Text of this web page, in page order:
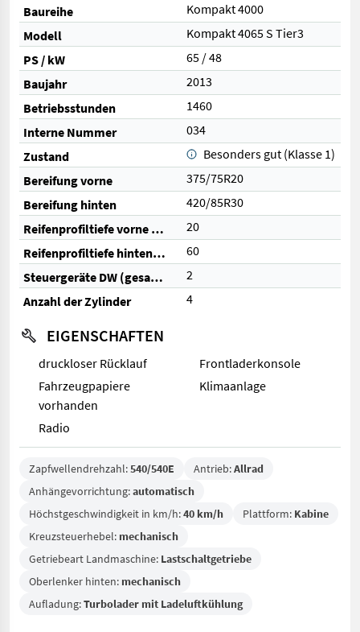
Baureihe
Kompakt 4000
Modell
Kompakt 4065 S Tier3
PS / kW
65 / 48
Baujahr
2013
Betriebsstunden
1460
Interne Nummer
034
Zustand
Besonders gut (Klasse 1)
Bereifung vorne
375/75R20
Bereifung hinten
420/85R30
Reifenprofiltiefe vorne (%)
20
Reifenprofiltiefe hinten (%)
60
Steuergeräte DW (gesamt)
2
Anzahl der Zylinder
4
EIGENSCHAFTEN
druckloser Rücklauf
Frontladerkonsole
Fahrzeugpapiere
vorhanden
Klimaanlage
Radio
Zapfwellendrehzahl:540/540E Antrieb:Allrad
Anhängevorrichtung:automatisch
Höchstgeschwindigkeit in km/h:40 km/h Plattform: Kabine
Kreuzsteuerhebel: mechanisch
Getriebeart Landmaschine: Lastschaltgetriebe
Oberlenker hinten: mechanisch
Aufladung:Turbolader mit Ladeluftkühlung